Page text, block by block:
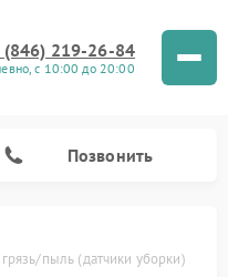
(846) 219-26-84
с 10:00 до 20:00
Позвонить
пыль (датчики уборки)